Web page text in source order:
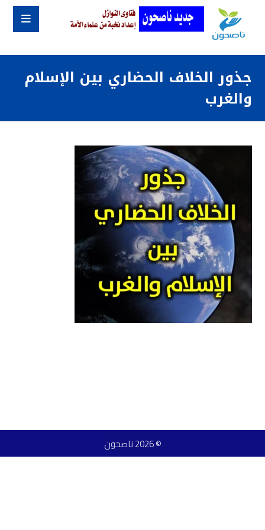
جذور الخلاف الحضاري بين الإسلام
والغرب
© 2026 ناصحون